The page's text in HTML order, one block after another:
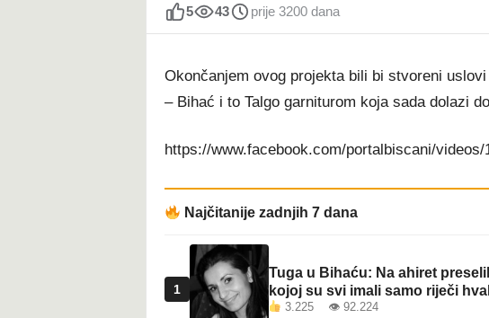
n
5 43 prije 3200 dana
Okončanjem ovog projekta bili bi stvoreni
– Bihać i to Talgo garniturom koja sada dolazi
https://www.facebook.com/portalbiscani/videos/
Najčitanije zadnjih 7 dana
1
Tuga u Bihaću: Na ahiret
kojoj su svi imali samo riječi
3.225 👁 92.224